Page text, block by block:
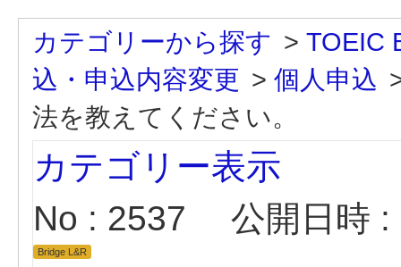
カテゴリーから探す > TOEIC
込・申込内容変更 > 個人申込
法を教えてください。
カテゴリー表示
No : 2537
公開日時
Bridge L&R